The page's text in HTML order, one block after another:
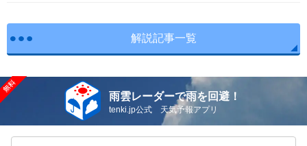
解説記事一覧
雨雲レーダーで雨を回避！
tenki.jp公式 天気予報アプリ